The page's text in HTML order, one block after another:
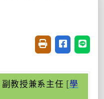
友善列印(開新視
分享至臉書
分享
教授兼系主任 [學